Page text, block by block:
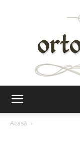
Acasă